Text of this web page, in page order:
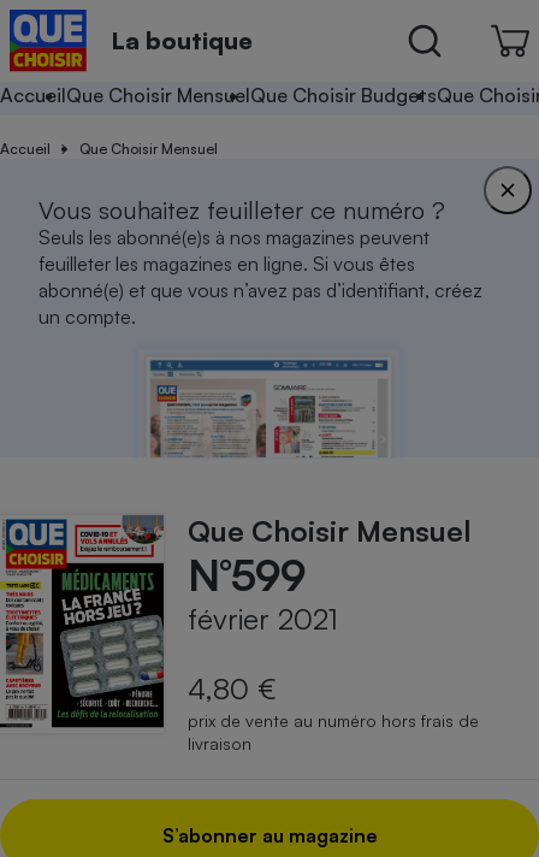
La boutique
AccueilQue Choisir MensuelQue Choisir BudgetsQue
Accueil Que Choisir Mensuel
Vous souhaitez feuilleter ce numéro ?
Seuls les abonné(e)s à nos magazines peuvent
feuilleter les magazines en ligne. Si vous êtes
abonné(e) et que vous n’avez pas d’identifiant, créez
un compte.
Que Choisir Mensuel
N°599
février 2021
4,80 €
prix de vente au numéro hors frais de
livraison
S’abonner au magazine